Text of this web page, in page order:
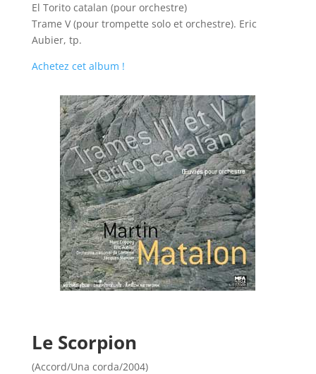
El Torito catalan (pour orchestre)
Trame V (pour trompette solo et orchestre). Eric
Aubier, tp.
Achetez cet album !
Le Scorpion
(Accord/Una corda/2004)